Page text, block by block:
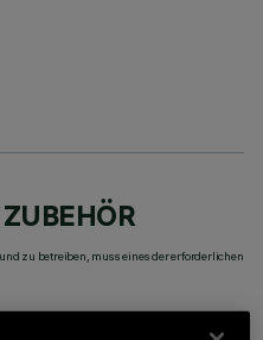
zu betreiben, muss eines der erforderlichen